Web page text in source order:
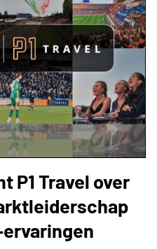
P1 Travel over